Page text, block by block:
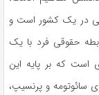
در یک کشور است و
حقوقی فرد با یک
که بر پایه این
سائوتومه و پرنسیپ،